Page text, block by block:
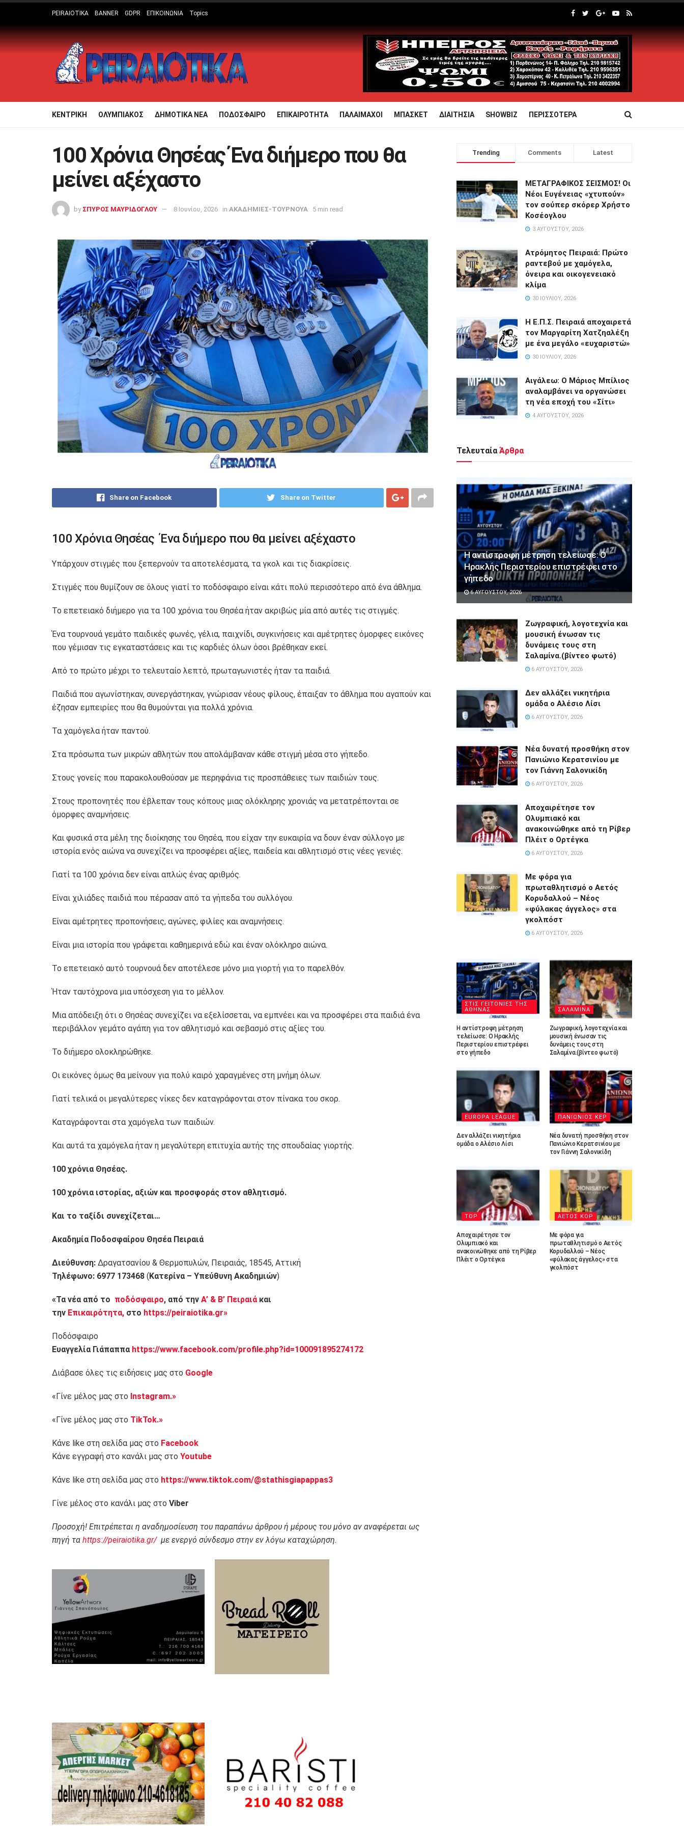
PEIRAIOTIKA BANNER GDPR ΕΠΙΚΟΙΝΩΝΙΑ Topics
ΚΕΝΤΡΙΚΗ ΟΛΥΜΠΙΑΚΟΣ ΔΗΜΟΤΙΚΑ ΝΕΑ ΠΟΔΟΣΦΑΙΡΟ ΕΠΙΚΑΙΡΟΤΗΤΑ ΠΑΛΑΙΜΑΧΟΙ ΜΠΑΣΚΕΤ ΔΙΑΙΤΗΣΙΑ SHOWBIZ ΠΕΡΙΣΣΟΤΕΡΑ
100 Χρόνια Θησέας Ένα διήμερο που θα
μείνει αξέχαστο
by ΣΠΥΡΟΣ ΜΑΥΡΙΔΟΓΛΟΥ 8 Ιουνίου, 2026 in ΑΚΑΔΗΜΙΕΣ-ΤΟΥΡΝΟΥΑ 5 min read
Share on Facebook Share on Twitter
100 Χρόνια Θησέας Ένα διήμερο που θα μείνει αξέχαστο
Υπάρχουν στιγμές που ξεπερνούν τα αποτελέσματα, τα γκολ και τις διακρίσεις.
Στιγμές που θυμίζουν σε όλους γιατί το ποδόσφαιρο είναι κάτι πολύ περισσότερο από ένα άθλημα.
Το επετειακό διήμερο για τα 100 χρόνια του Θησέα ήταν ακριβώς μία από αυτές τις στιγμές.
Ένα τουρνουά γεμάτο παιδικές φωνές, γέλια, παιχνίδι, συγκινήσεις και αμέτρητες όμορφες εικόνες
που γέμισαν τις εγκαταστάσεις και τις καρδιές όλων όσοι βρέθηκαν εκεί.
Από το πρώτο μέχρι το τελευταίο λεπτό, πρωταγωνιστές ήταν τα παιδιά.
Παιδιά που αγωνίστηκαν, συνεργάστηκαν, γνώρισαν νέους φίλους, έπαιξαν το άθλημα που αγαπούν και
έζησαν εμπειρίες που θα θυμούνται για πολλά χρόνια.
Τα χαμόγελα ήταν παντού.
Στα πρόσωπα των μικρών αθλητών που απολάμβαναν κάθε στιγμή μέσα στο γήπεδο.
Στους γονείς που παρακολουθούσαν με περηφάνια τις προσπάθειες των παιδιών τους.
Στους προπονητές που έβλεπαν τους κόπους μιας ολόκληρης χρονιάς να μετατρέπονται σε
όμορφες αναμνήσεις.
Και φυσικά στα μέλη της διοίκησης του Θησέα, που είχαν την ευκαιρία να δουν έναν σύλλογο με
ιστορία ενός αιώνα να συνεχίζει να προσφέρει αξίες, παιδεία και αθλητισμό στις νέες γενιές.
Γιατί τα 100 χρόνια δεν είναι απλώς ένας αριθμός.
Είναι χιλιάδες παιδιά που πέρασαν από τα γήπεδα του συλλόγου.
Είναι αμέτρητες προπονήσεις, αγώνες, φιλίες και αναμνήσεις.
Είναι μια ιστορία που γράφεται καθημερινά εδώ και έναν ολόκληρο αιώνα.
Το επετειακό αυτό τουρνουά δεν αποτέλεσε μόνο μια γιορτή για το παρελθόν.
Ήταν ταυτόχρονα μια υπόσχεση για το μέλλον.
Μια απόδειξη ότι ο Θησέας συνεχίζει να εξελίσσεται, να εμπνέει και να προσφέρει στα παιδιά ένα
περιβάλλον γεμάτο αγάπη για τον αθλητισμό και σεβασμό στις αξίες του.
Το διήμερο ολοκληρώθηκε.
Οι εικόνες όμως θα μείνουν για πολύ καιρό χαραγμένες στη μνήμη όλων.
Γιατί τελικά οι μεγαλύτερες νίκες δεν καταγράφονται στον πίνακα του σκορ.
Καταγράφονται στα χαμόγελα των παιδιών.
Και αυτά τα χαμόγελα ήταν η μεγαλύτερη επιτυχία αυτής της σπουδαίας γιορτής.
100 χρόνια Θησέας.
100 χρόνια ιστορίας, αξιών και προσφοράς στον αθλητισμό.
Και το ταξίδι συνεχίζεται…
Ακαδημία Ποδοσφαίρου Θησέα Πειραιά
Διεύθυνση: Δραγατσανίου & Θερμοπυλών, Πειραιάς, 18545, Αττική
Τηλέφωνο: 6977 173468 (Κατερίνα – Υπεύθυνη Ακαδημιών)
«Τα νέα από το ποδόσφαιρο, από την Α’ & Β’ Πειραιά και
την Επικαιρότητα, στο https://peiraiotika.gr»
Ποδόσφαιρο
Ευαγγελία Γιάπαππα https://www.facebook.com/profile.php?id=100091895274172
Διάβασε όλες τις ειδήσεις μας στο Google
«Γίνε μέλος μας στο Instagram.»
«Γίνε μέλος μας στο TikTok.»
Κάνε like στη σελίδα μας στο Facebook
Κάνε εγγραφή στο κανάλι μας στο Youtube
Κάνε like στη σελίδα μας στο https://www.tiktok.com/@stathisgiapappas3
Γίνε μέλος στο κανάλι μας στο Viber
Προσοχή! Επιτρέπεται η αναδημοσίευση του παραπάνω άρθρου ή μέρους του μόνο αν αναφέρεται ως
πηγή τα https://peiraiotika.gr/με ενεργό σύνδεσμο στην εν λόγω καταχώρηση.
Trending Comments Latest
ΜΕΤΑΓΡΑΦΙΚΟΣ ΣΕΙΣΜΟΣ! Οι
Νέοι Ευγένειας «χτυπούν»
τον σούπερ σκόρερ Χρήστο
Κοσέογλου
3 ΑΥΓΟΎΣΤΟΥ, 2026
Ατρόμητος Πειραιά: Πρώτο
ραντεβού με χαμόγελα,
όνειρα και οικογενειακό
κλίμα
30 ΙΟΥΛΊΟΥ, 2026
Η Ε.Π.Σ. Πειραιά αποχαιρετά
τον Μαργαρίτη Χατζηαλέξη
με ένα μεγάλο «ευχαριστώ»
30 ΙΟΥΛΊΟΥ, 2026
Αιγάλεω: Ο Μάριος Μπίλιος
αναλαμβάνει να οργανώσει
τη νέα εποχή του «Σίτι»
4 ΑΥΓΟΎΣΤΟΥ, 2026
Τελευταία Άρθρα
Η αντίστροφη μέτρηση τελείωσε: Ο
Ηρακλής Περιστερίου επιστρέφει στο
γήπεδο
6 ΑΥΓΟΎΣΤΟΥ, 2026
Ζωγραφική, λογοτεχνία και
μουσική ένωσαν τις
δυνάμεις τους στη
Σαλαμίνα.(βίντεο φωτό)
6 ΑΥΓΟΎΣΤΟΥ, 2026
Δεν αλλάζει νικητήρια
ομάδα ο Αλέσιο Λίσι
6 ΑΥΓΟΎΣΤΟΥ, 2026
Νέα δυνατή προσθήκη στον
Πανιώνιο Κερατσινίου με
τον Γιάννη Σαλονικίδη
6 ΑΥΓΟΎΣΤΟΥ, 2026
Αποχαιρέτησε τον
Ολυμπιακό και
ανακοινώθηκε από τη Ρίβερ
Πλέιτ ο Ορτέγκα
6 ΑΥΓΟΎΣΤΟΥ, 2026
Με φόρα για
πρωταθλητισμό ο Αετός
Κορυδαλλού – Νέος
«φύλακας άγγελος» στα
γκολπόστ
6 ΑΥΓΟΎΣΤΟΥ, 2026
ΣΤΙΣ ΓΕΙΤΟΝΙΕΣ ΤΗΣ
ΑΘΗΝΑΣ
Η αντίστροφη μέτρηση
τελείωσε: Ο Ηρακλής
Περιστερίου επιστρέφει
στο γήπεδο
ΣΑΛΑΜΙΝΑ
Ζωγραφική, λογοτεχνία και
μουσική ένωσαν τις
δυνάμεις τους στη
Σαλαμίνα.(βίντεο φωτό)
EUROPA LEAGUE
Δεν αλλάζει νικητήρια
ομάδα ο Αλέσιο Λίσι
ΠΑΝΙΩΝΙΟΣ ΚΕΡ
Νέα δυνατή προσθήκη στον
Πανιώνιο Κερατσινίου με
τον Γιάννη Σαλονικίδη
TOP
Αποχαιρέτησε τον
Ολυμπιακό και
ανακοινώθηκε από τη Ρίβερ
Πλέιτ ο Ορτέγκα
ΑΕΤΟΣ ΚΟΡ
Με φόρα για
πρωταθλητισμό ο Αετός
Κορυδαλλού – Νέος
«φύλακας άγγελος» στα
γκολπόστ